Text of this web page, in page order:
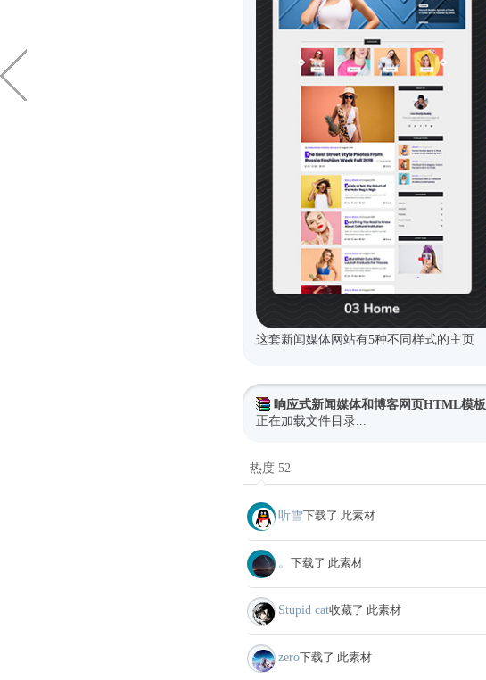
这套新闻媒体网站有5种不同样式的主页
响应式新闻媒体和博客网页HTML模板
正在加载文件目录...
热度 52
听雪下载了 此素材
。 下载了 此素材
Stupid cat收藏了 此素材
zero下载了 此素材